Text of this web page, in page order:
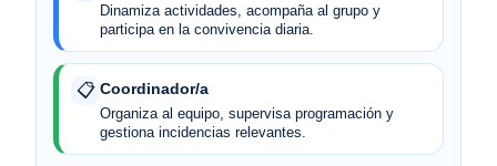
Dinamiza actividades, acompaña al grupo y
participa en la convivencia diaria.
📋 Coordinador/a
Organiza al equipo, supervisa programación y
gestiona incidencias relevantes.